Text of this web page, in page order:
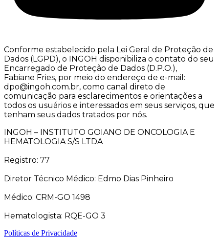
Conforme estabelecido pela Lei Geral de Proteção de
Dados (LGPD), o INGOH disponibiliza o contato do seu
Encarregado de Proteção de Dados (D.P.O.),
Fabiane Fries, por meio do endereço de e-mail:
dpo@ingoh.com.br, como canal direto de
comunicação para esclarecimentos e orientações a
todos os usuários e interessados em seus serviços, que
tenham seus dados tratados por nós.
INGOH – INSTITUTO GOIANO DE ONCOLOGIA E
HEMATOLOGIA S/S LTDA
Registro: 77
Diretor Técnico Médico: Edmo Dias Pinheiro
Médico: CRM-GO 1498
Hematologista: RQE-GO 3
Políticas de Privacidade